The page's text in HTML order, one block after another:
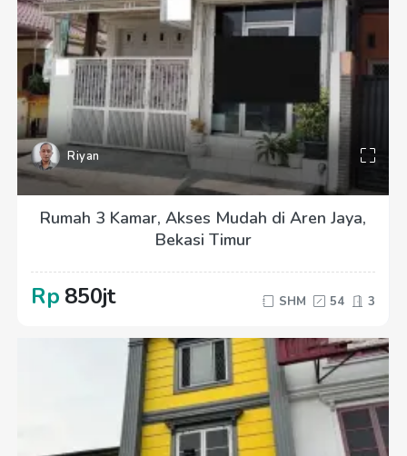
Riyan
Rumah 3 Kamar, Akses Mudah di Aren Jaya,
Bekasi Timur
Rp 850jt SHM 54 3